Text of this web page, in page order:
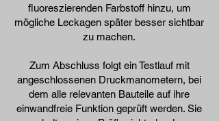
fluoreszierenden Farbstoff hinzu, um
mögliche Leckagen später besser sichtbar
zu machen.
Zum Abschluss folgt ein Testlauf mit
angeschlossenen Druckmanometern, bei
dem alle relevanten Bauteile auf ihre
einwandfreie Funktion geprüft werden. Sie